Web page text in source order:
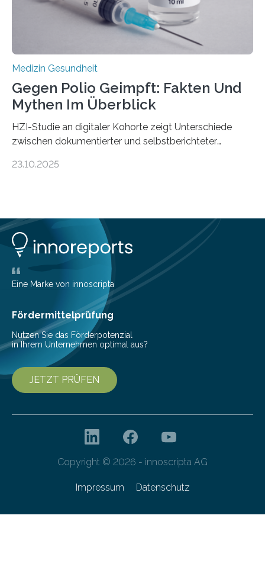
Stiftung unterstützte das Projekt…
Medizin Gesundheit
Gegen Polio Geimpft: Fakten Und
Mythen Im Überblick
HZI-Studie an digitaler Kohorte zeigt Unterschiede
zwischen dokumentierter und selbstberichteter
Kinderlähmung, ist eine ansteckende Krankheit, die
nur noch in zwei Ländern endemisch. Bis das Virus
weltweit ausgerottet ist, ist aber auch in Deutschland
ein Impfschutz wichtig, da das Virus jederzeit wieder
eingeschleppt werden könnte. Epidemiolog:innen des
Helmholtz-Zentrums für Infektionsforschung (HZI)
haben nun gezeigt, dass viele…
23.10.2025
Eine Marke von innoscripta
Fördermittelprüfung
Nutzen Sie das Förderpotenzial
in Ihrem Unternehmen optimal aus?
JETZT PRÜFEN
Copyright © 2026 - innoscripta AG
Impressum Datenschutz